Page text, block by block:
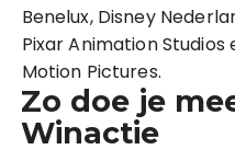
Benelux, Disney
Pixar Animation Studios
Motion Pictures.
Zo doe je
Winactie